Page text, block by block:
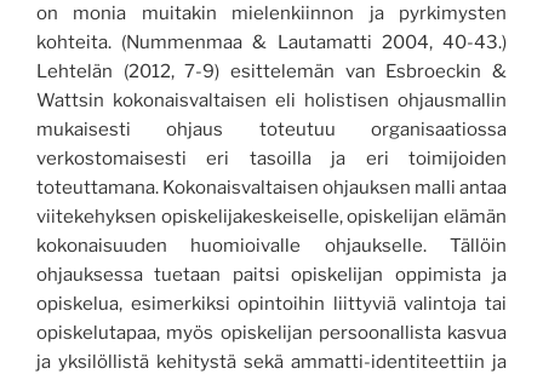
on monia muitakin mielenkiinnon ja pyrkimysten
kohteita. (Nummenmaa & Lautamatti 2004, 40-43.)
Lehtelän (2012, 7-9) esittelemän van Esbroeckin &
Wattsin kokonaisvaltaisen eli holistisen ohjausmallin
mukaisestiohjaus toteutuu organisaatiossa
verkostomaisesti eri tasoilla ja eri toimijoiden
toteuttamana. Kokonaisvaltaisen ohjauksen malli antaa
viitekehyksen opiskelijakeskeiselle, opiskelijan elämän
kokonaisuuden huomioivalle ohjaukselle. Tällöin
ohjauksessa tuetaan paitsiopiskelijan oppimista ja
opiskelua, esimerkiksi opintoihin liittyviä valintoja tai
opiskelutapaa, myös opiskelijan persoonallista kasvua
ja yksilöllistä kehitystä sekä ammatti-identiteettiin ja